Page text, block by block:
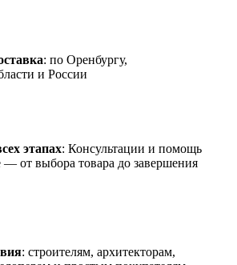
: по Оренбургу,
и России
этапах: Консультации и помощь
— от выбора товара до завершения
: строителям, архитекторам,